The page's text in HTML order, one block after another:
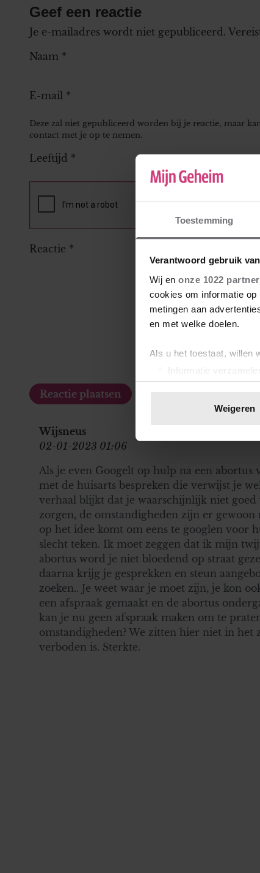
Toestemming
Verantwoord gebruik
Wij en onze 1022
cookies om informatie op
metingen aan
en met welke doelen.
Als u het toestaat, willen
Informatie
Uw apparaat
toestemming op elk
media, adverteren en
verstrekt of die ze
onze website blijft
Weigeren
Geef een reactie
Je e-mailadres wordt niet gepubliceerd.
Naam *
E-mail *
Deze zal niet gepubliceerd worden bij je reactie, maar
contact met je op te nemen.
Leeftijd *
Reactie *
Wijsneus
02-01-2023 01:06
Als je even Googelt op hulp na een abortus
met de huisarts bespreken die verwijst je
verhaal blijkt dat je waarschijnlijk niet
zorgen, de omstandigheden zijn er
op het idee komt om eens te googlen voor
slecht teken. Ik moet zeggen dat ik mijn
abortus word je niet bloedend op straat
daarna krijg je gesprekken en steun
zoeken.. Je weet waar je moet zijn, je kon
een afspraak gemaakt en de abortus
kan je nu geen afspraak maken om te
omstandigheden? We zitten hier niet in het
verboden is. Sterkte.